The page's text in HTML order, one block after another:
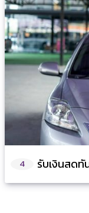
4 รับเงินสดทั